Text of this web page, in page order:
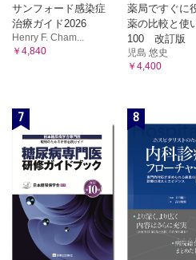
サンフォード感染症
治療ガイド2026
Henry F. Cham...
￥4,840
薬局ですぐに
薬の比較と使
100 改訂版
児島 悠史
￥4,400
7 8